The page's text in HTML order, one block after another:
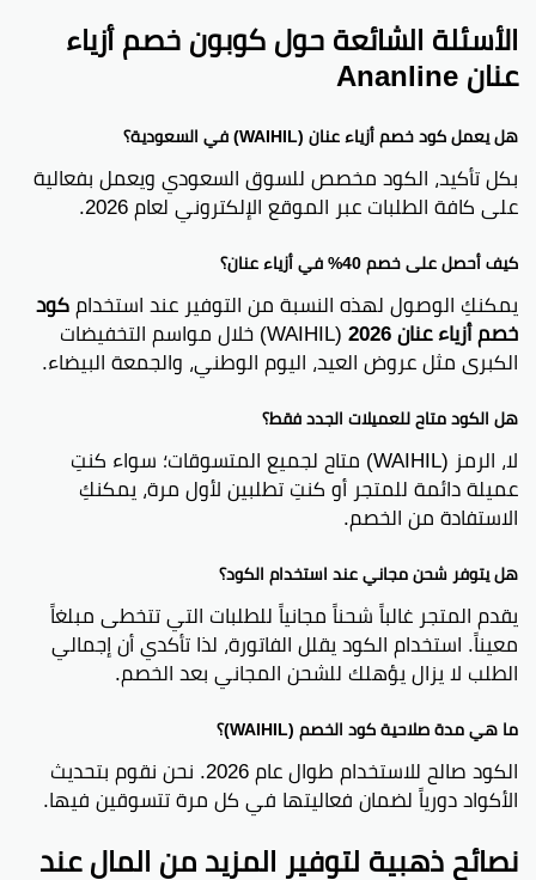
الأسئلة الشائعة حول كوبون خصم أزياء
عنان Ananline
هل يعمل كود خصم أزياء عنان (WAIHIL) في السعودية؟
بكل تأكيد، الكود مخصص للسوق السعودي ويعمل بفعالية
على كافة الطلبات عبر الموقع الإلكتروني لعام 2026.
كيف أحصل على خصم 40% في أزياء عنان؟
يمكنكِ الوصول لهذه النسبة من التوفير عند استخدامكود
خصم أزياء عنان 2026 (WAIHIL) خلال مواسم التخفيضات
الكبرى مثل عروض العيد، اليوم الوطني، والجمعة البيضاء.
هل الكود متاح للعميلات الجدد فقط؟
لا، الرمز (WAIHIL) متاح لجميع المتسوقات؛ سواء كنتِ
عميلة دائمة للمتجر أو كنتِ تطلبين لأول مرة، يمكنكِ
الاستفادة من الخصم.
هل يتوفر شحن مجاني عند استخدام الكود؟
يقدم المتجر غالباً شحناً مجانياً للطلبات التي تتخطى مبلغاً
معيناً. استخدام الكود يقلل الفاتورة، لذا تأكدي أن إجمالي
الطلب لا يزال يؤهلك للشحن المجاني بعد الخصم.
ما هي مدة صلاحية كود الخصم (WAIHIL)؟
الكود صالح للاستخدام طوال عام 2026. نحن نقوم بتحديث
الأكواد دورياً لضمان فعاليتها في كل مرة تتسوقين فيها.
نصائح ذهبية لتوفير المزيد من المال عند